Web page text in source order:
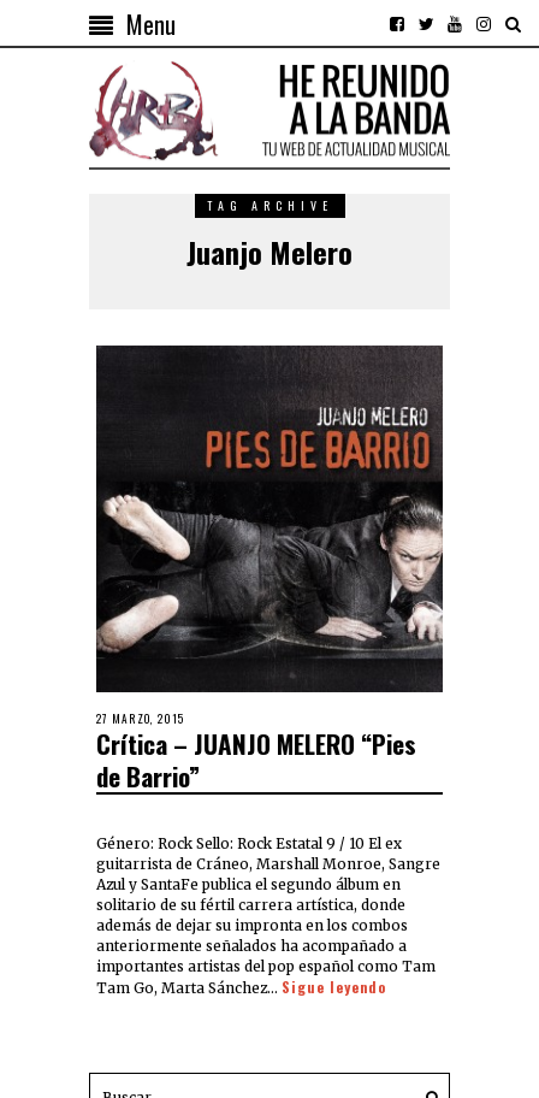
Menu
TAG ARCHIVE
Juanjo Melero
27 MARZO, 2015
Crítica – JUANJO MELERO “Pies
de Barrio”
Género: Rock Sello: Rock Estatal 9 / 10 El ex
guitarrista de Cráneo, Marshall Monroe, Sangre
Azul y SantaFe publica el segundo álbum en
solitario de su fértil carrera artística, donde
además de dejar su impronta en los combos
anteriormente señalados ha acompañado a
importantes artistas del pop español como Tam
Tam Go, Marta Sánchez… Sigue leyendo